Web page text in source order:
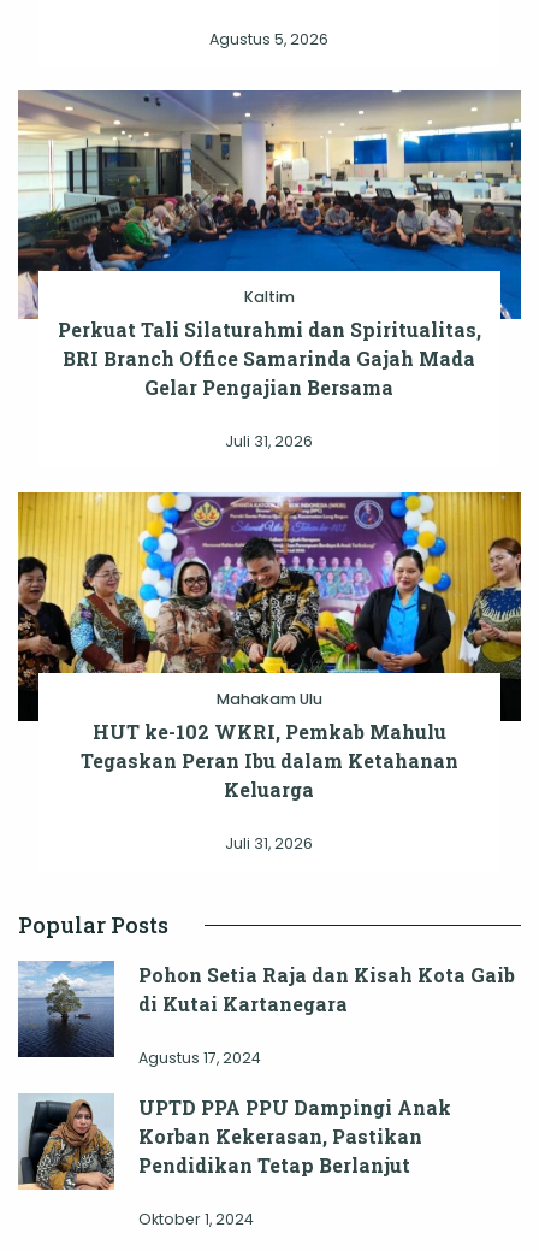
Agustus 5, 2026
Kaltim
Perkuat Tali Silaturahmi dan Spiritualitas,
BRI Branch Office Samarinda Gajah Mada
Gelar Pengajian Bersama
Juli 31, 2026
Mahakam Ulu
HUT ke-102 WKRI, Pemkab Mahulu
Tegaskan Peran Ibu dalam Ketahanan
Keluarga
Juli 31, 2026
Popular Posts
Pohon Setia Raja dan Kisah Kota Gaib
di Kutai Kartanegara
Agustus 17, 2024
UPTD PPA PPU Dampingi Anak
Korban Kekerasan, Pastikan
Pendidikan Tetap Berlanjut
Oktober 1, 2024